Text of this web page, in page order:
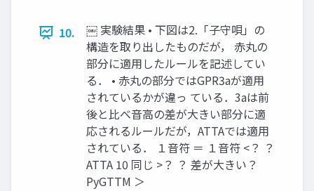
10.
￼ 実験結果 • 下図は2.「子守唄」の
構造を取り出したものだが， 赤丸の
部分に適用したルールを記述してい
る． • 赤丸の部分ではGPR3aが適用
されているかが違っ ている．3aは前
後と比べ音高の差が大きい部分に適
応されるルールだが，ATTAでは適用
されている． １音符 ＝ １音符 <？ ？
ATTA 10 同じ >？ ？ 差が大きい？
PyGTTM ＞